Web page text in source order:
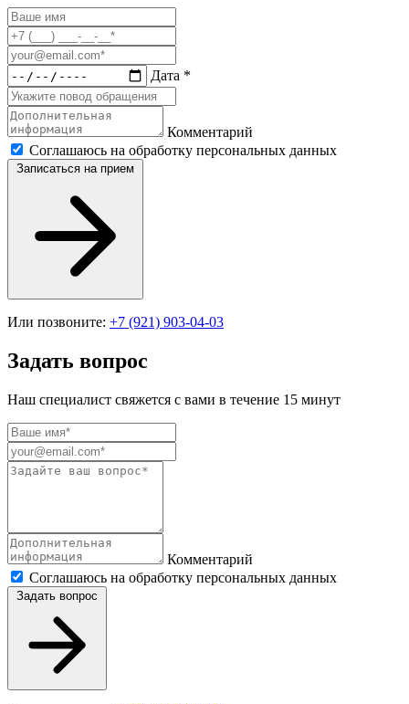
Дата *
Комментарий
Соглашаюсь на обработку персональных данных
Записаться на прием
Или позвоните: +7 (921) 903-04-03
Задать вопрос
Наш специалист свяжется с вами в течение 15 минут
Комментарий
Соглашаюсь на обработку персональных данных
Задать вопрос